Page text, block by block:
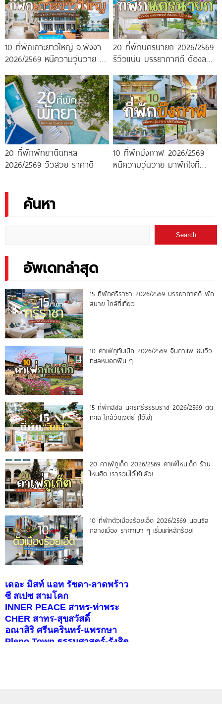
10 ที่พักเกาะยาวใหญ่ จ.พังงา
2026/2569 หนีความวุ่นวาย มา
20 ที่พักนครนายก 2026/2569
รีวิวแน่น บรรยากาศดี ต้องลอง
20 ที่พักพัทยาติดทะเล
2026/2569 วิวสวย ราคาดี
10 ที่พักบึงกาฬ 2026/2569
หนีความวุ่นวาย มาพักใจที่
ค้นหา
Search
อัพเดทล่าสุด
15 ที่พักศรีราชา 2026/2569 บรรยากาศดี พัก
สบาย ใกล้ที่เที่ยว
10 คาเฟ่ภูทับเบิก 2026/2569 จิบกาแฟ ชมวิว
ทะเลหมอกฟิน ๆ
15 ที่พักสิชล นครศรีธรรมราช 2026/2569 ติด
ทะเล ใกล้วัดเจดีย์ (ไอ้ไข่)
20 คาเฟ่ภูเก็ต 2026/2569 คาเฟ่ไหนเด็ด ร้าน
ไหนฮิต เรารวมไว้ให้แล้ว!
10 ที่พักตัวเมืองร้อยเอ็ด 2026/2569 นอนชิล
กลางเมือง ราคาเบา ๆ เริ่มแค่หลักร้อย!
เดอะ มิสท์ แอท รัชดา-ลาดพร้าว
ซี สเปซ สามโคก
INNER PEACE สาทร-ท่าพระ
CHER สาทร-สุขสวัสดิ์
อณาสิริ ศรีนครินทร์-แพรกษา
Pleno Town ธรรมศาสตร์-รังสิต